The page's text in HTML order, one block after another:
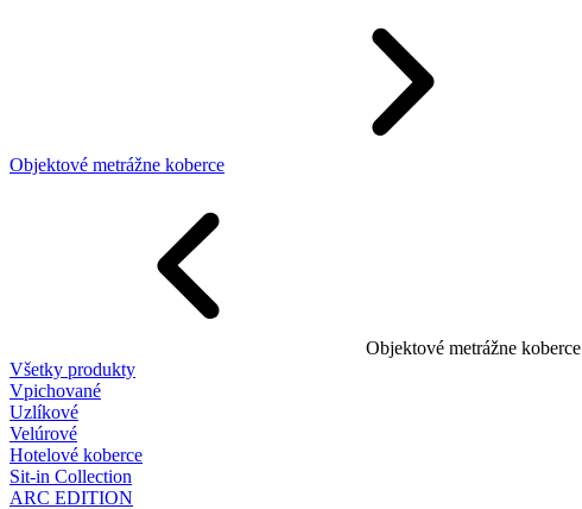
Objektové metrážne koberce
Objektové metrážne koberce
Všetky produkty
Vpichované
Uzlíkové
Velúrové
Hotelové koberce
Sit-in Collection
ARC EDITION